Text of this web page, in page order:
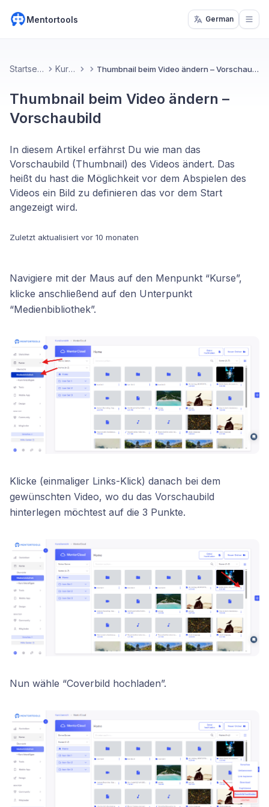
Mentortools German
Startseite Kurse Thumbnail beim Video ändern – Vorschaubild
Thumbnail beim Video ändern –
Vorschaubild
In diesem Artikel erfährst Du wie man das
Vorschaubild (Thumbnail) des Videos ändert. Das
heißt du hast die Möglichkeit vor dem Abspielen des
Videos ein Bild zu definieren das vor dem Start
angezeigt wird.
Zuletzt aktualisiert vor 10 monaten
Navigiere mit der Maus auf den Menpunkt “Kurse”,
klicke anschließend auf den Unterpunkt
“Medienbibliothek”.
Klicke (einmaliger Links-Klick) danach bei dem
gewünschten Video, wo du das Vorschaubild
hinterlegen möchtest auf die 3 Punkte.
Nun wähle “Coverbild hochladen”.